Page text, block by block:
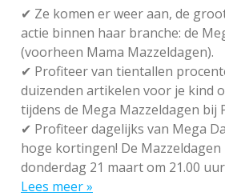
✔ Ze komen er weer aan, de
actie binnen haar branche: de
(voorheen Mama Mazzeldagen).
✔ Profiteer van tientallen
duizenden artikelen voor je kind
tijdens de Mega Mazzeldagen bij
✔ Profiteer dagelijks van Mega
hoge kortingen! De
donderdag 21 maart om 21.00
Lees meer »